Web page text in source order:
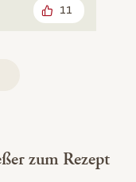
11
zum Rezept